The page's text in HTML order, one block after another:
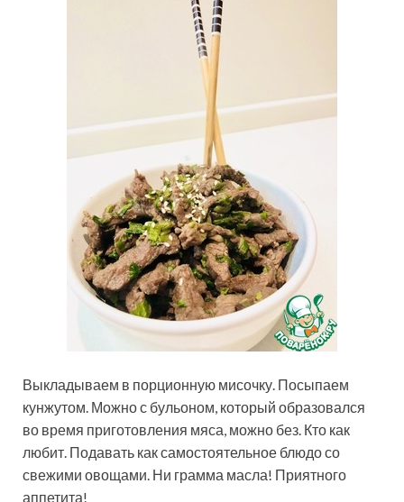
Выкладываем в порционную мисочку. Посыпаем
кунжутом. Можно с бульоном, который образовался
во время приготовления мяса, можно без. Кто как
любит. Подавать как самостоятельное блюдо со
свежими овощами. Ни грамма масла! Приятного
аппетита!